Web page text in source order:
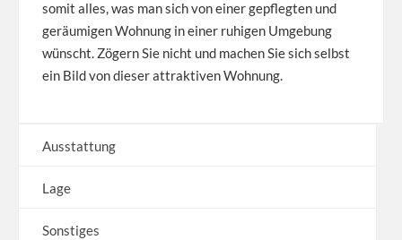
somit alles, was man sich von einer gepflegten und
geräumigen Wohnung in einer ruhigen Umgebung
wünscht. Zögern Sie nicht und machen Sie sich selbst
ein Bild von dieser attraktiven Wohnung.
Ausstattung
Lage
Sonstiges